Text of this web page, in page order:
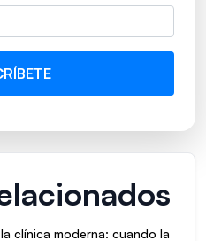
clínica moderna: cuando la